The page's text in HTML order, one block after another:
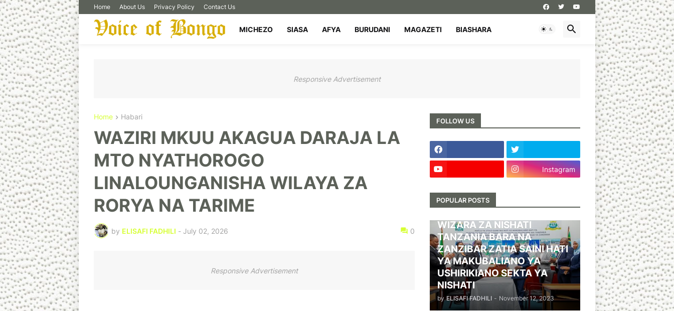
Home About Us Privacy Policy Contact Us
MICHEZO SIASA AFYA BURUDANI MAGAZETI BIASHARA
Responsive Advertisement
Home Habari
WAZIRI MKUU AKAGUA DARAJA LA
MTO NYATHOROGO
LINALOUNGANISHA WILAYA ZA
RORYA NA TARIME
by ELISAFI FADHILI - July 02, 2026 0
Responsive Advertisement
FOLLOW US
Instagram
POPULAR POSTS
WIZARA ZA NISHATI
TANZANIA BARA NA
ZANZIBAR ZATIA SAINI HATI
YA MAKUBALIANO YA
USHIRIKIANO SEKTA YA
NISHATI
by ELISAFI FADHILI - November 12, 2023